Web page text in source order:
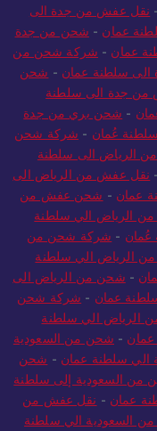
- نقل عفش من جدة الى
عمان - شحن من جدة
عمان - شركة شحن من
سلطنة عمان - شحن
جدة الى سلطنة
- شحن بري من جدة
عُمان - شركة شحن
الرياض الى سلطنة
- نقل عفش من الرياض الى
عمان - شحن عفش من
الرياض الي سلطنة
- شركة شحن من
الرياض الي سلطنة
- شحن من الرياض الى
عمان - شركة شحن
الرياض الي سلطنة
- شحن من السعودية
الي سلطنة عمان - شحن
السعودية إلى سلطنة
عمان - نقل عفش من
السعودية الي سلطنة